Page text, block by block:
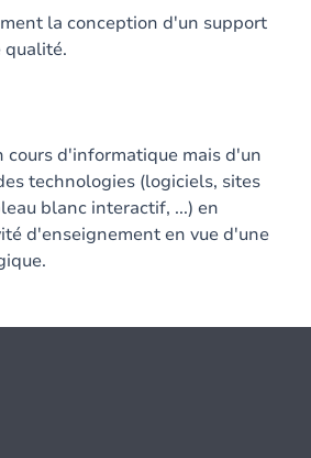
la conception d'un support
qualité.
cours d'informatique mais d'un
technologies (logiciels, sites
blanc interactif, ...) en
d'enseignement en vue d'une